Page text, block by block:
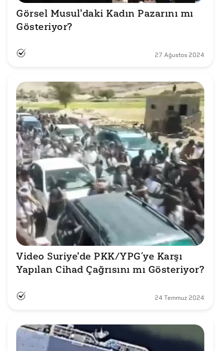
Görsel Musul'daki Kadın Pazarını mı
Gösteriyor?
27 Ağustos 2024
Video Suriye'de PKK/YPG’ye Karşı
Yapılan Cihad Çağrısını mı Gösteriyor?
24 Temmuz 2024